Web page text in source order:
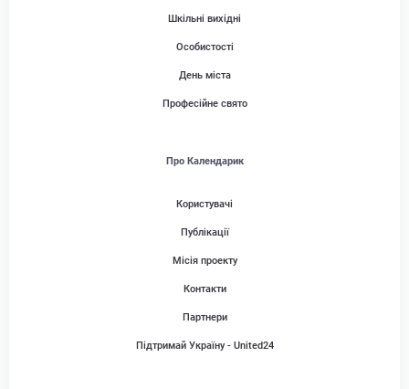
Шкільні вихідні
Особистості
День міста
Професійне свято
Про Календарик
Користувачі
Публікації
Місія проекту
Контакти
Партнери
Підтримай Україну - United24